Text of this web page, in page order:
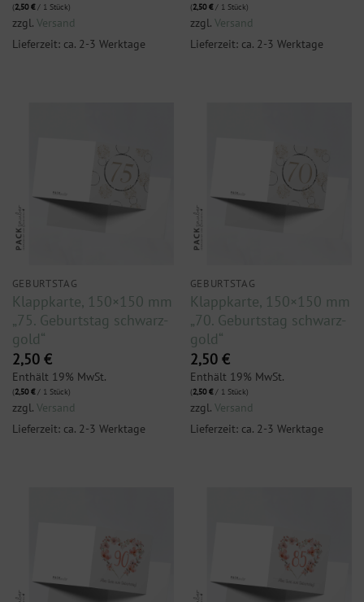
(2,50€/ 1 Stück)
zzgl. Versand
Lieferzeit: ca. 2-3 Werktage
(2,50€/ 1 Stück)
zzgl. Versand
Lieferzeit: ca. 2-3 Werktage
GEBURTSTAG
Klappkarte, 150×150 mm
„75. Geburtstag schwarz-
gold“
2,50 €
Enthält 19% MwSt.
(2,50€/ 1 Stück)
zzgl. Versand
Lieferzeit: ca. 2-3 Werktage
GEBURTSTAG
Klappkarte, 150×150 mm
„70. Geburtstag schwarz-
gold“
2,50 €
Enthält 19% MwSt.
(2,50€/ 1 Stück)
zzgl. Versand
Lieferzeit: ca. 2-3 Werktage